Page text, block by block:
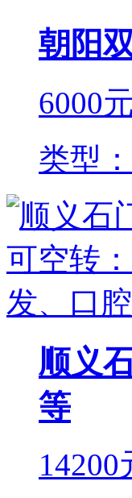
朝阳
6000
类型
顺义
等
14200